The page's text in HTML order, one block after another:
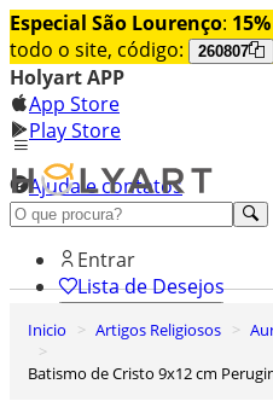
Especial São Lourenço:
todo o site, código:
260807
Holyart APP
App Store
Play Store
Ajuda e contatos
Conheça premium
Entrar
Lista de Desejos
0
Inicio Artigos Religiosos
Batismo de Cristo 9x12 cm